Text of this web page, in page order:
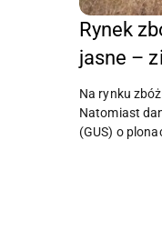
Rynek
jasne –
Na rynku
Natomiast
(GUS) o